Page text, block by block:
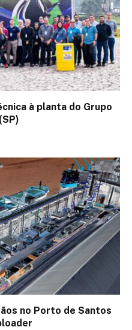
à planta do Grupo
no Porto de Santos